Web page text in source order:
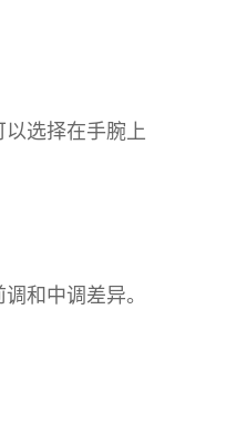
选择在手腕上
和中调差异。